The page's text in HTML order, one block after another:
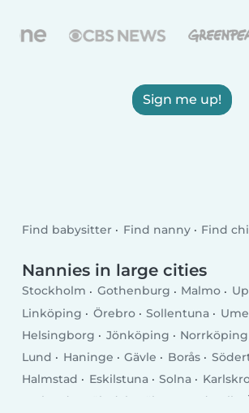
Sign me up!
Find babysitter Find nanny Find
Nannies in large cities
Stockholm Gothenburg Malmo
Linköping
Örebro Sollentuna
Helsingborg
Jönköping Norrköping
Lund
Haninge Gävle Borås
Halmstad
Eskilstuna Solna
Karlstad
Mölndal Täby Sundsvall